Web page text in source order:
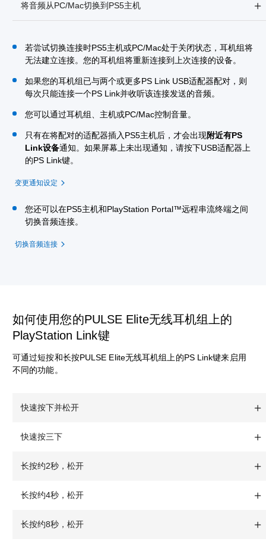
将音频从PC/Mac切换到PS5主机
若尝试切换连接时PS5主机或PC/Mac处于关闭状态，耳机组将
无法建立连接。您的耳机组将重新连接到上次连接的设备。
如果您的耳机组已与两个或更多PS Link USB适配器配对，则
每次只能连接一个PS Link并收听该连接发送的音频。
您可以通过耳机组、主机或PC/Mac控制音量。
只有在将配对的适配器插入PS5主机后，才会出现附近有PS
Link设备通知。如果屏幕上未出现通知，请按下USB适配器上
的PS Link键。
变更通知设定
您还可以在PS5主机和PlayStation Portal™远程串流终端之间
切换音频连接。
切换音频连接
如何使用您的PULSE Elite无线耳机组上的
PlayStation Link键
可通过短按和长按PULSE Elite无线耳机组上的PS Link键来启用
不同的功能。
快速按下并松开
快速按三下
长按约2秒，松开
长按约4秒，松开
长按约8秒，松开